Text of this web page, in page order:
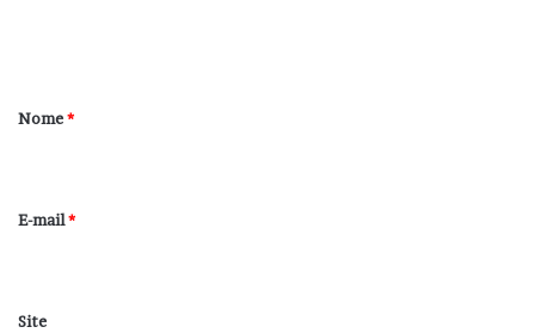
r
*
Nome*
E-mail*
Site